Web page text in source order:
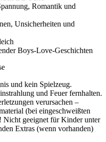
Romantik und
Unsicherheiten und
Boys-Love-Geschichten
und kein Spielzeug.
und Feuer fernhalten.
verursachen –
(bei eingeschweißten
geeignet für Kinder unter
Extras (wenn vorhanden)